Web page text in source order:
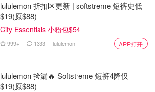
lululemon 折扣区更新 | softstreme 短裤史低
$19(原$88)
City Essentials 小粉包$54
999+ 1333 lululemon APP打开
lululemon 捡漏🔥 Softstreme 短裤4降仅
$19(原$88)